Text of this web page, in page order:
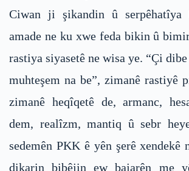
Ciwan ji şikandin û
amade ne ku xwe feda bikin û
rastiya siyasetê ne wisa ye. “Çi
muhteşem na be”, zimanê rastiyê
zimanê heqîqetê de, armanc,
dem, realîzm, mantiq û sebr
sedemên PKK ê yên şerê xendekê
dikarin bibêjin ew bajarên me